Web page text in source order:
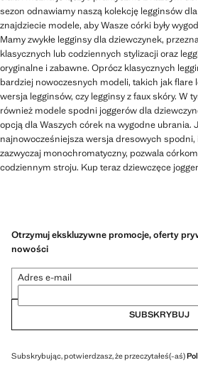
sezon odnawiamy naszą kolekcję legginsów
znajdziecie modele, aby Wasze córki były
Mamy zwykłe legginsy dla dziewczynek,
klasycznych lub codziennych stylizacji oraz
oryginalne i zabawne. Oprócz klasycznych
bardziej nowoczesnych modeli, takich jak flare
wersja legginsów, czy legginsy z faux skóry. W
również modele spodni joggerów dla
opcją dla Waszych córek na wygodne ubrania.
najnowocześniejsza wersja dresowych spodni,
zazwyczaj monochromatyczny, pozwala
codziennym stroju. Kup teraz dziewczęce
Otrzymuj ekskluzywne promocje, oferty
nowości
Adres e-mail
SUBSKRYBUJ
Subskrybując, potwierdzasz, że przeczytałeś(-aś)